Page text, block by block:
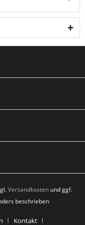
Versandkosten und ggf.
beschrieben
Kontakt